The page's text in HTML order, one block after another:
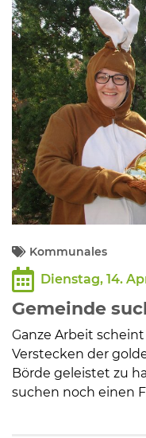
Kommunales
Dienstag, 14.
Gemeinde
Ganze Arbeit
Verstecken der
Börde geleistet zu
suchen noch einen